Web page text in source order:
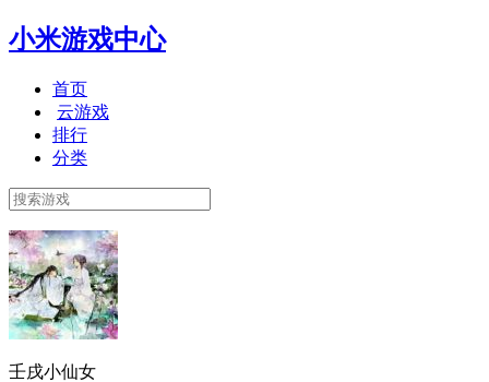
小米游戏中心
首页
云游戏
排行
分类
壬戌小仙女